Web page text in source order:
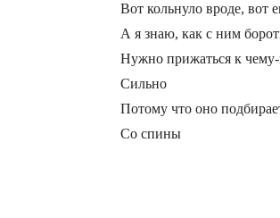
Вот кольнуло вроде, вот
А я знаю, как с ним
Нужно прижаться к
Сильно
Потому что оно
Со спины